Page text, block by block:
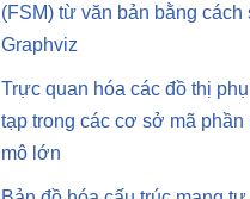
(FSM) từ văn bản bằng cách
Graphviz
Trực quan hóa các đồ thị
tạp trong các cơ sở mã phần
mô lớn